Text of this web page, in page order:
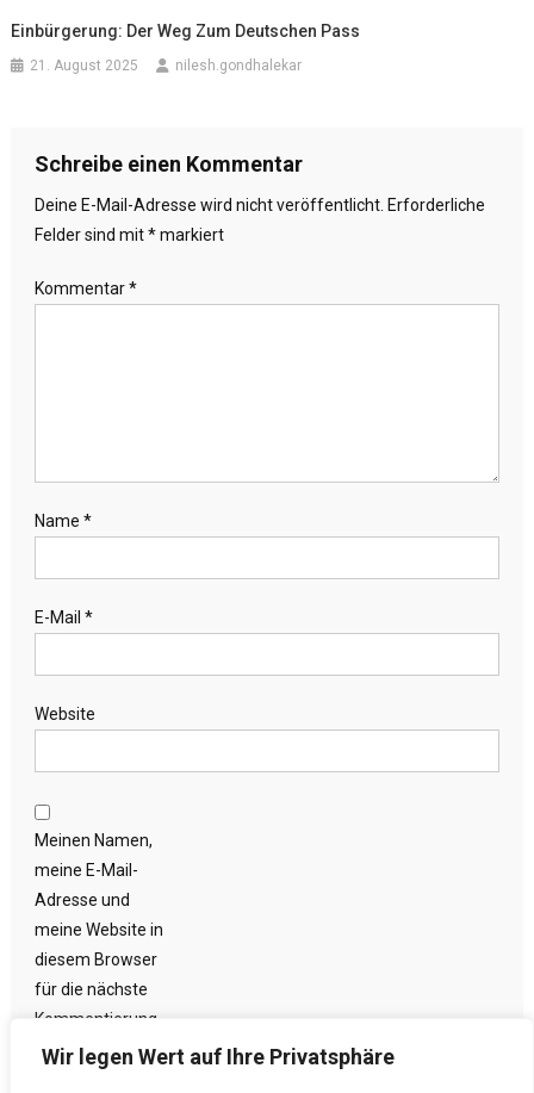
Wir legen Wert auf Ihre Privatsphäre
Einbürgerung: Der Weg Zum Deutschen Pass
21. August 2025 nilesh.gondhalekar
Schreibe einen Kommentar
Deine E-Mail-Adresse wird nicht veröffentlicht. Erforderliche
Felder sind mit*markiert
Kommentar*
Name *
E-Mail *
Website
Meinen Namen,
meine E-Mail-
Adresse und
meine Website in
diesem Browser
für die nächste
Kommentierung
speichern.